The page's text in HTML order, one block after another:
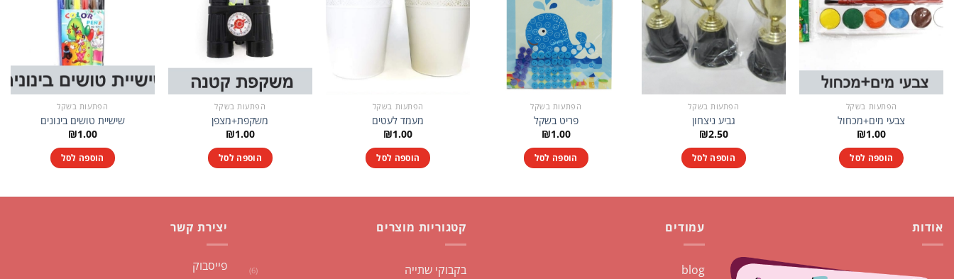
הפתעות בשקל
צבעי מים+מכחול
₪1.00
הוספה לסל
הפתעות בשקל
גביע ניצחון
₪2.50
הוספה לסל
הפתעות בשקל
פריט בשקל
₪1.00
הוספה לסל
הפתעות בשקל
מעמד לעטים
₪1.00
הוספה לסל
הפתעות בשקל
משקפת+מצפן
₪1.00
הוספה לסל
הפתעות בשקל
שישיית טושים בינונים
₪1.00
הוספה לסל
אודות עמודים
blog
קטגוריות מוצרים
בקבוקי שתייה (6)
יצירת קשר
פייסבוק